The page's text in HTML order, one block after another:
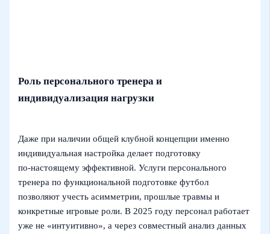
Роль персонального тренера и
индивидуализация нагрузки
Даже при наличии общей клубной концепции именно
индивидуальная настройка делает подготовку
по‑настоящему эффективной. Услуги персонального
тренера по функциональной подготовке футбол
позволяют учесть асимметрии, прошлые травмы и
конкретные игровые роли. В 2025 году персонал работает
уже не «интуитивно», а через совместный анализ данных